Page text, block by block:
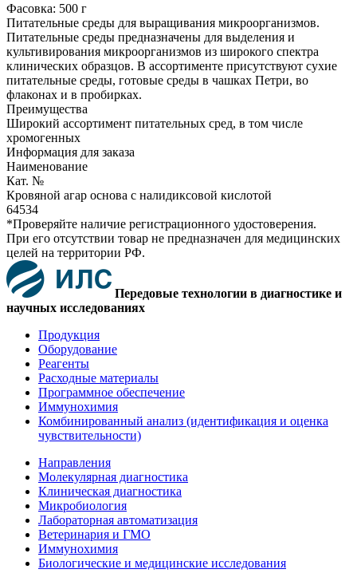
Фасовка: 500 г
Питательные среды для выращивания микроорганизмов.
Питательные среды предназначены для выделения и
культивирования микроорганизмов из широкого спектра
клинических образцов. В ассортименте присутствуют сухие
питательные среды, готовые среды в чашках Петри, во
флаконах и в пробирках.
Преимущества
Широкий ассортимент питательных сред, в том числе
хромогенных
Информация для заказа
Наименование
Кат. №
Кровяной агар основа с налидиксовой кислотой
64534
*Проверяйте наличие регистрационного удостоверения.
При его отсутствии товар не предназначен для медицинских
целей на территории РФ.
Передовые технологии в диагностике и
научных исследованиях
Продукция
Оборудование
Реагенты
Расходные материалы
Программное обеспечение
Иммунохимия
Комбинированный анализ (идентификация и оценка
чувствительности)
Направления
Молекулярная диагностика
Клиническая диагностика
Микробиология
Лабораторная автоматизация
Ветеринария и ГМО
Иммунохимия
Биологические и медицинские исследования